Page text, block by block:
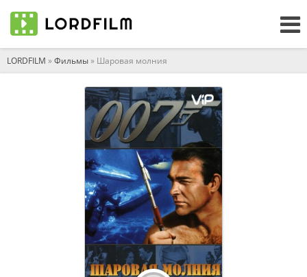
LORDFILM »Фильмы» Шаровая молния